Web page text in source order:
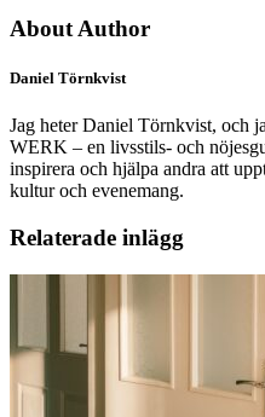
About Author
Daniel Törnkvist
Jag heter Daniel Törnkvist, och
WERK – en livsstils- och
inspirera och hjälpa andra att
kultur och evenemang.
Relaterade inlägg